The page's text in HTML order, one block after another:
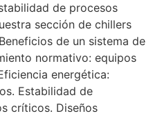
de procesos
sección de chillers
de un sistema de
normativo: equipos
energética:
Estabilidad de
críticos. Diseños